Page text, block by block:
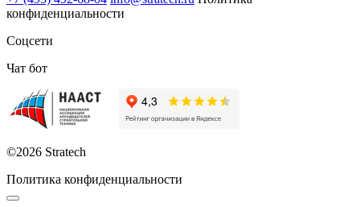
конфиденциальности
Соцсети
Чат бот
©2026 Stratech
Политика конфиденциальности